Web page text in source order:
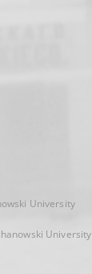
University
University